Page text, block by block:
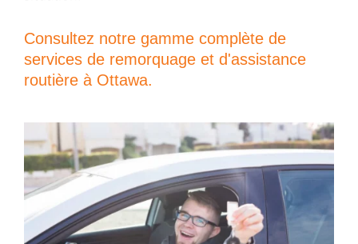
Consultez notre gamme complète de
services de remorquage et d'assistance
routière à Ottawa.